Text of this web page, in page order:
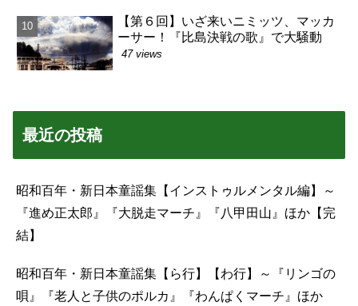
【第６回】いざ来いニミッツ、マッカ
ーサー！『比島決戦の歌』で大騒動
47 views
最近の投稿
昭和百年・新日本童謡集【インストゥルメンタル編】～
『進め正太郎』『大脱走マーチ』『八甲田山』ほか【完
結】
昭和百年・新日本童謡集【ら行】【わ行】～『リンゴの
唄』『老人と子供のポルカ』『わんぱくマーチ』ほか